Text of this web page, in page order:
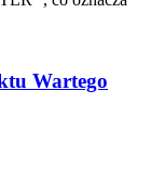
Wartego